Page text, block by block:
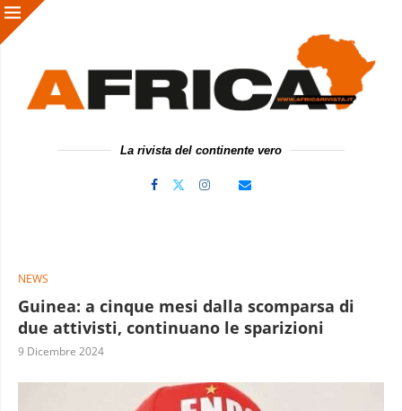
La rivista del continente vero
NEWS
Guinea: a cinque mesi dalla scomparsa di
due attivisti, continuano le sparizioni
9 Dicembre 2024